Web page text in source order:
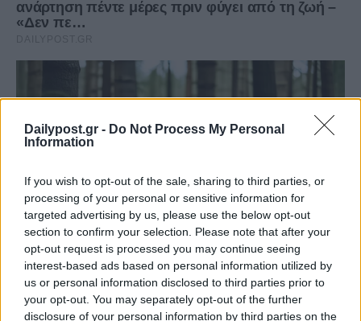
Dailypost.gr - Do Not Process My Personal
Information
If you wish to opt-out of the sale, sharing to third parties, or
processing of your personal or sensitive information for
targeted advertising by us, please use the below opt-out
section to confirm your selection. Please note that after your
opt-out request is processed you may continue seeing
interest-based ads based on personal information utilized by
us or personal information disclosed to third parties prior to
your opt-out. You may separately opt-out of the further
disclosure of your personal information by third parties on the